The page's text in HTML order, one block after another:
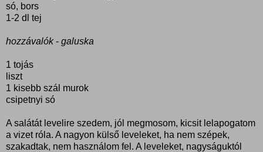
só, bors
1-2 dl tej
hozzávalók- galuska
1 tojás
liszt
1 kisebb szál murok
csipetnyi só
A salátát levelire szedem, jól megmosom, kicsit lelapogatom
a vizet róla. A nagyon külső leveleket, ha nem szépek,
szakadtak, nem használom fel. A leveleket, nagyságuktól